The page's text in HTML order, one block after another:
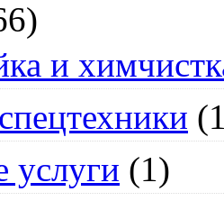
и
услуги (1)